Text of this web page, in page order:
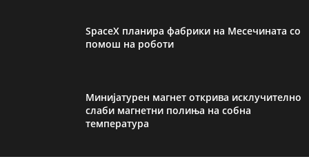
SpaceX планира фабрики на Месечината со
помош на роботи
Минијатурен магнет открива исклучително
слаби магнетни полиња на собна
температура